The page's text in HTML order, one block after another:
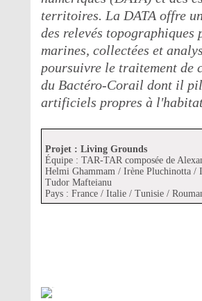
territoires. La DATA offre
des relevés
marines, collectées et
poursuivre le traitement de
du Bactéro-Corail dont il
artificiels propres à
Projet : Living Grounds
Équipe : TAR-TAR composée de
Helmi Ghammam / Irène Pluchinotta /
Tudor Mafteianu
Pays : France / Italie / Tunisie /